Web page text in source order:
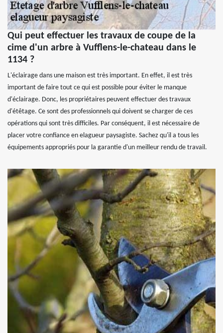
Qui peut effectuer les travaux de coupe de la
cime d'un arbre à Vufflens-le-chateau dans le
1134 ?
L'éclairage dans une maison est très important. En effet, il est très
important de faire tout ce qui est possible pour éviter le manque
d'éclairage. Donc, les propriétaires peuvent effectuer des travaux
d'étêtage. Ce sont des professionnels qui doivent se charger de ces
opérations qui sont très difficiles. Par conséquent, il est nécessaire de
placer votre confiance en elagueur paysagiste. Sachez qu'il a tous les
équipements appropriés pour la garantie d'un meilleur rendu de travail.